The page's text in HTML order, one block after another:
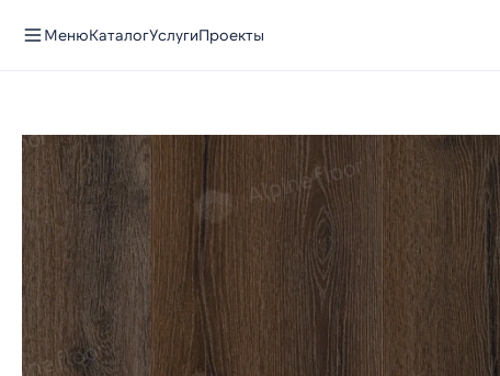
МенюКаталогУслугиПроекты